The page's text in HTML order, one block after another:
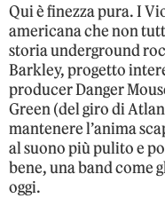
Qui è finezza pura. I
americana che non
storia underground
Barkley, progetto
producer Danger
Green (del giro di
mantenere l’anima
al suono più pulito e
bene, una band come
oggi.